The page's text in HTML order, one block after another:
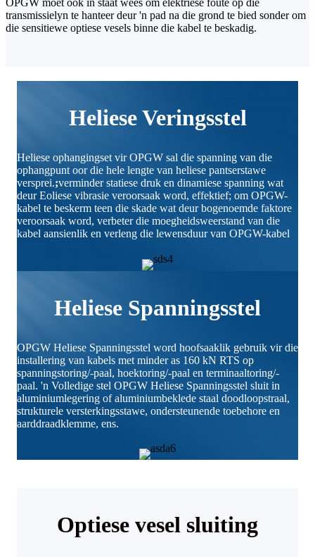
transmissielyn te hanteer deur 'n pad na die grond te bied sonder om
die sensitiewe optiese vesels binne die kabel te beskadig.
Heliese Veringsstel
Heliese ophangingset vir OPGW sal die spanning van die
ophangpunt oor die hele lengte van heliese pantserstawe
versprei.;verminder statiese druk en dinamiese spanning wat
deur Eoliese vibrasie veroorsaak word, effektief; om OPGW-
kabel te beskerm teen die skade wat deur bogenoemde faktore
veroorsaak word, verbeter die moegheidsweerstand van die
kabel aansienlik en verleng die lewensduur van OPGW-kabel
Heliese Spanningsstel
OPGW Heliese Spanningsstel word hoofsaaklik gebruik vir die
installering van kabels met minder as 160 kN RTS op
spanningstoring/-paal, hoektoring/-paal en terminaaltoring/-
paal. 'n Volledige stel OPGW Heliese Spanningsstel sluit in
aluminiumlegering of aluminiumbeklede staal doodloopstraal,
strukturele versterkingsstawe, ondersteunende toebehore en
aarddraadklemme, ens.
Optiese vesel sluiting